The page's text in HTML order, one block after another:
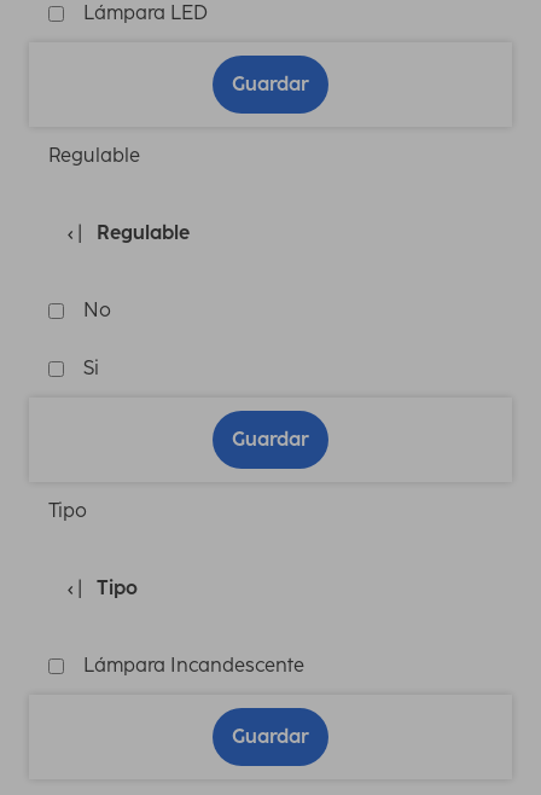
Lámpara LED
Guardar
Regulable
Regulable
No
Si
Guardar
Tipo
Tipo
Lámpara Incandescente
Guardar